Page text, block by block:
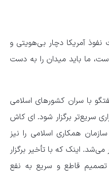
آمریکا دچار بی‌هویتی و
ما باید میدان را به دست
با سران کشورهای اسلامی
سریع‌تر برگزار شود. ای کاش
همکاری اسلامی را نیز
اینک که با تأخیر برگزار
قاطع و سریع به نفع